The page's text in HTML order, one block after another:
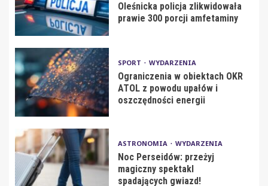
Oleśnicka policja zlikwidowała
prawie 300 porcji amfetaminy
SPORT WYDARZENIA
Ograniczenia w obiektach OKR
ATOL z powodu upałów i
oszczędności energii
ASTRONOMIA WYDARZENIA
Noc Perseidów: przeżyj
magiczny spektakl
spadających gwiazd!